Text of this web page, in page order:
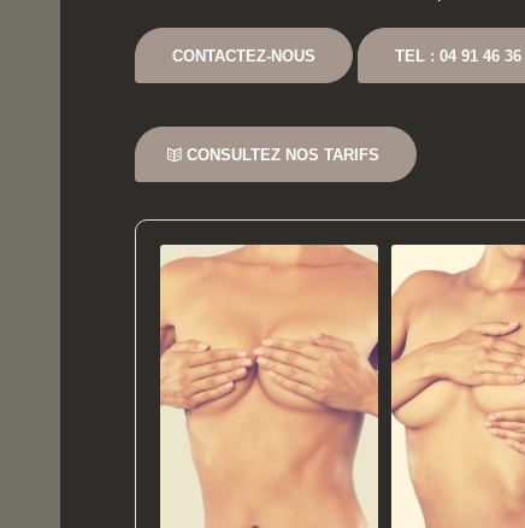
CONTACTEZ-NOUS TEL : 04 91 46 36
CONSULTEZ NOS TARIFS